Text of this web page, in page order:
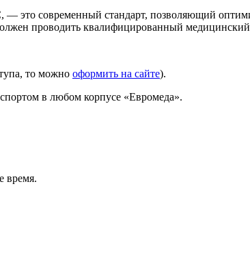
современный стандарт, позволяющий
проводить квалифицированный медицинский
то можно оформить на сайте).
в любом корпусе «Евромеда».
время.